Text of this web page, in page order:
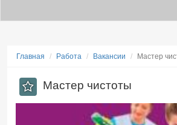
Главная Работа Вакансии Мастер
Мастер чистоты